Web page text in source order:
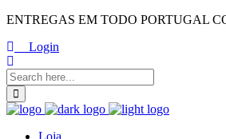
ENTREGAS EM TODO PORTUGAL
Login
Loja